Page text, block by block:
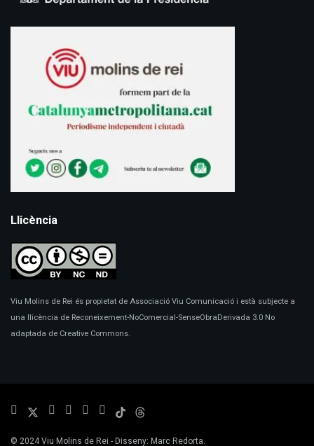
Llicència
Viu Molins de Rei és propietat de Associació Viu Comunicació i està subjecte a
una llicència de Reconeixement-NoComercial-SenseObraDerivada 3.0 No
adaptada de Creative Commons.
© 2024Viu Molins de Rei - Disseny: Marc Redorta.